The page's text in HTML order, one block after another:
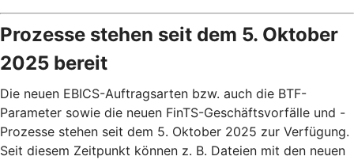
Prozesse stehen seit dem 5. Oktober
2025 bereit
Die neuen EBICS-Auftragsarten bzw. auch die BTF-
Parameter sowie die neuen FinTS-Geschäftsvorfälle und -
Prozesse stehen seit dem 5. Oktober 2025 zur Verfügung.
Seit diesem Zeitpunkt können z. B. Dateien mit den neuen